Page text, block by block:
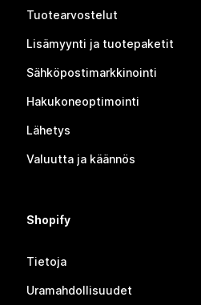
Tuotearvostelut
Lisämyynti ja tuotepaketit
Sähköpostimarkkinointi
Hakukoneoptimointi
Lähetys
Valuutta ja käännös
Shopify
Tietoja
Uramahdollisuudet